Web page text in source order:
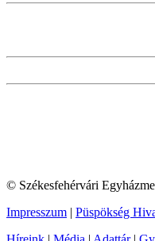
© Székesfehérvári
Impresszum | Püspökség